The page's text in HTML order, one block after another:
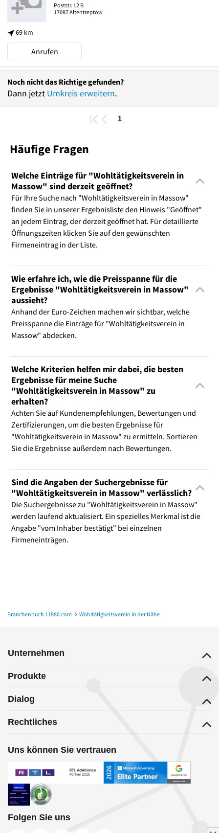
69 km
Poststr. 12 B
17087Altentreptow
Anrufen
Noch nicht das Richtige gefunden?
Dann jetzt Umkreis erweitern.
1
Häufige Fragen
Welche Einträge für "Wohltätigkeitsverein in
Massow" sind derzeit geöffnet?
Für Ihre Suche nach "Wohltätigkeitsverein in Massow"
finden Sie in unserer Ergebnisliste den Hinweis "Geöffnet"
an jedem Eintrag, der derzeit geöffnet hat. Für detaillierte
Öffnungszeiten klicken Sie auf den gewünschten
Firmeneintrag in der Liste.
Wie erfahre ich, wie die Preisspanne für die
Ergebnisse "Wohltätigkeitsverein in Massow"
aussieht?
Anhand der Euro-Zeichen machen wir sichtbar, welche
Preisspanne die Einträge für "Wohltätigkeitsverein in
Massow" abdecken.
Welche Kriterien helfen mir dabei, die besten
Ergebnisse für meine Suche
"Wohltätigkeitsverein in Massow" zu
erhalten?
Achten Sie auf Kundenempfehlungen, Bewertungen und
Zertifizierungen, um die besten Ergebnisse für
"Wohltätigkeitsverein in Massow" zu ermitteln. Sortieren
Sie die Ergebnisse außerdem nach Bewertungen.
Sind die Angaben der Suchergebnisse für
"Wohltätigkeitsverein in Massow" verlässlich?
Die Suchergebnisse zu "Wohltätigkeitsverein in Massow"
werden laufend aktualisiert. Ein spezielles Merkmal ist die
Angabe "vom Inhaber bestätigt" bei einzelnen
Firmeneinträgen.
Branchenbuch 11880.com
Wohltätigkeitsverein in der Nähe
Unternehmen
Produkte
Dialog
Rechtliches
Uns können Sie vertrauen
Folgen Sie uns